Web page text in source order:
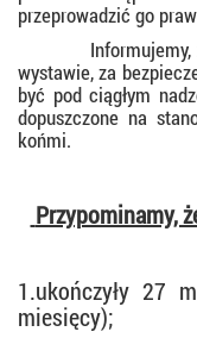
przeprowadzić go
wystawie, za
być pod ciągłym
dopuszczone na
końmi.
Przypominamy,
1.ukończyły 27
miesięcy);